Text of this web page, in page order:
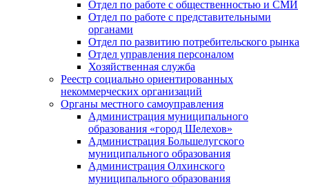
Отдел по работе с общественностью и СМИ
Отдел по работе с представительными
органами
Отдел по развитию потребительского рынка
Отдел управления персоналом
Хозяйственная служба
Реестр социально ориентированных
некоммерческих организаций
Органы местного самоуправления
Администрация муниципального
образования «город Шелехов»
Администрация Большелугского
муниципального образования
Администрация Олхинского
муниципального образования